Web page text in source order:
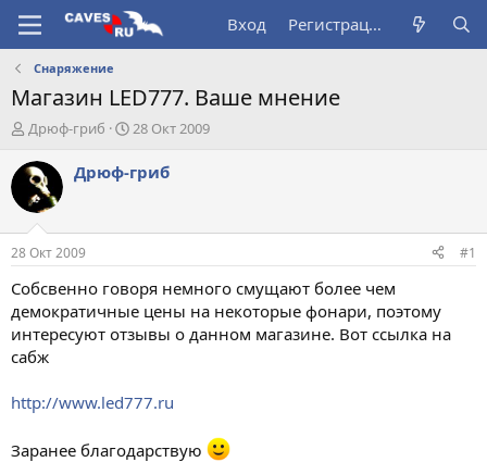
Вход Регистрация
Снаряжение
Магазин LED777. Ваше мнение
А
т
о
р
т
е
м
ы
Дрюф-гриб
Д
т
а
а
л
28 Окт 2009
Дрюф-гриб
28 Окт 2009 #1
Собсвенно говоря немного смущают более чем
демократичные цены на некоторые фонари, поэтому
интересуют отзывы о данном магазине. Вот ссылка на
сабж
http://www.led777.ru
Заранее благодарствую